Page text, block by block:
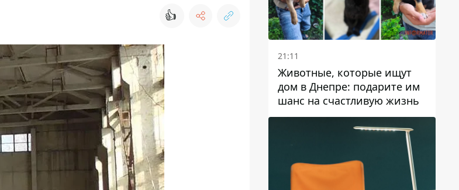
👍
21:11
Животные, которые ищут
дом в Днепре: подарите им
шанс на счастливую жизнь